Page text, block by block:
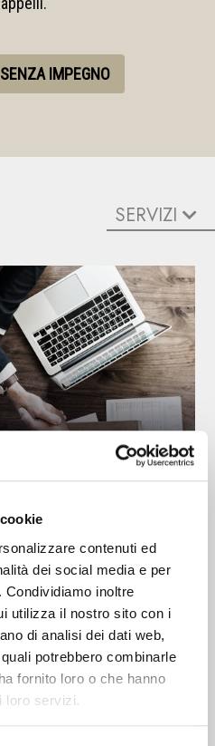
contenuti ed
dei social media e per
inoltre
utilizza il nostro sito con i
di analisi dei dati web,
potrebbero combinarle
fornito loro o che hanno
loro servizi.
IMPEGNO
SERVIZI
e amministativa